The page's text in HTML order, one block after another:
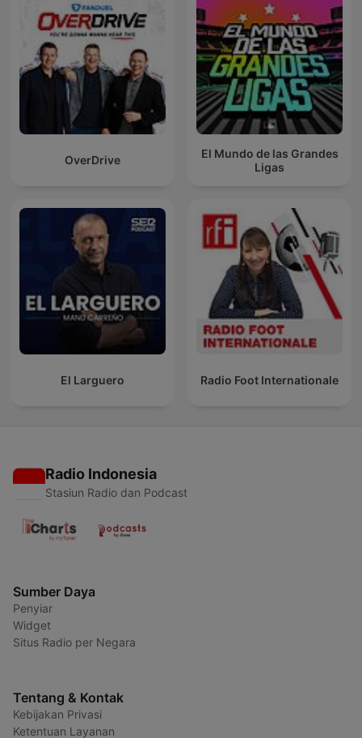
OverDrive
El Mundo de las Grandes
Ligas
El Larguero Radio Foot Internationale
Radio Indonesia
Stasiun Radio dan Podcast
Sumber Daya
Penyiar
Widget
Situs Radio per Negara
Tentang & Kontak
Kebijakan Privasi
Ketentuan Layanan